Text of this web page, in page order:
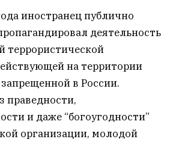
иностранец публично
деятельность
террористической
на территории
в России.
праведности,
и даже “богоугодности”
организации, молодой